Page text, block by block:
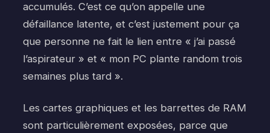
accumulés. C’est ce qu’on appelle une
défaillance latente, et c’est justement pour ça
que personne ne fait le lien entre « j’ai passé
l’aspirateur » et « mon PC plante random trois
semaines plus tard ».
Les cartes graphiques et les barrettes de RAM
sont particulièrement exposées, parce que